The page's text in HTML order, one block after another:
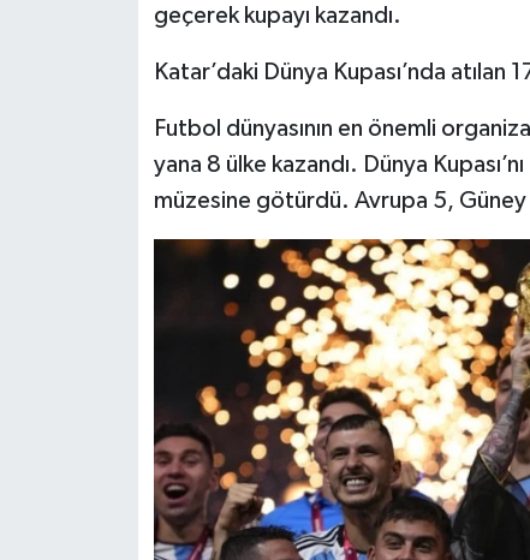
geçerek kupayı kazandı.
Katar’daki Dünya Kupası’nda
Futbol dünyasının en önemli
yana 8 ülke kazandı. Dünya
müzesine götürdü. Avrupa 5, Güney